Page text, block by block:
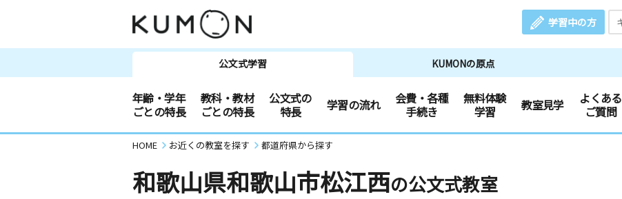
学習中の方
公文式学習 KUMONの原点
年齢・学年
ごとの特長
教科・教材
ごとの特長
公文式の
特長
学習の流れ
会費・各種
手続き
無料体験
学習
教室見学
よくある
ご質問
HOME お近くの教室を探す 都道府県から探す
和歌山県和歌山市松江西の公文式教室